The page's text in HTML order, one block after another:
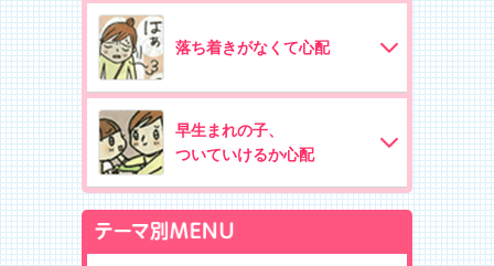
落ち着きがなくて心配
早生まれの子、
ついていけるか心配